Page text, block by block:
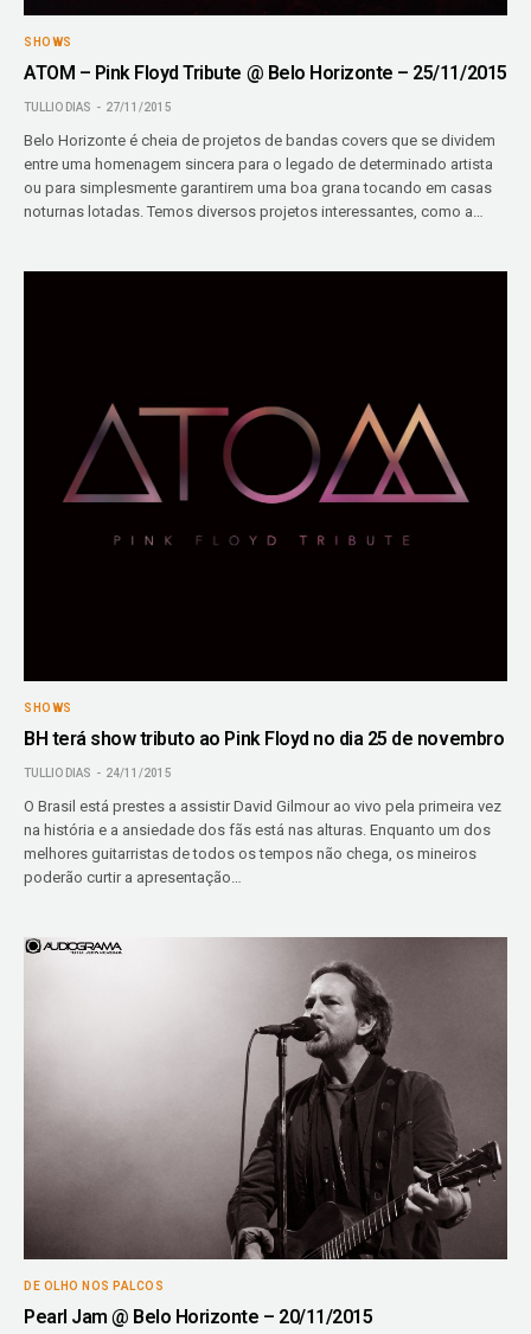
SHOWS
ATOM – Pink Floyd Tribute @ Belo Horizonte – 25/11/2015
TULLIO DIAS 27/11/2015
Belo Horizonte é cheia de projetos de bandas covers que se dividem
entre uma homenagem sincera para o legado de determinado artista
ou para simplesmente garantirem uma boa grana tocando em casas
noturnas lotadas. Temos diversos projetos interessantes, como a…
SHOWS
BH terá show tributo ao Pink Floyd no dia 25 de novembro
TULLIO DIAS 24/11/2015
O Brasil está prestes a assistir David Gilmour ao vivo pela primeira vez
na história e a ansiedade dos fãs está nas alturas. Enquanto um dos
melhores guitarristas de todos os tempos não chega, os mineiros
poderão curtir a apresentação…
DE OLHO NOS PALCOS
Pearl Jam @ Belo Horizonte – 20/11/2015